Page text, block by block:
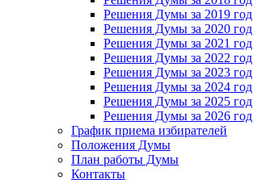
Решения Думы за 2019 год
Решения Думы за 2020 год
Решения Думы за 2021 год
Решения Думы за 2022 год
Решения Думы за 2023 год
Решения Думы за 2024 год
Решения Думы за 2025 год
Решения Думы за 2026 год
График приема избирателей
Положения Думы
План работы Думы
Контакты